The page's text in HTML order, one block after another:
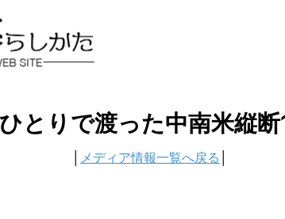
とりで渡った中南米縦
メディア情報一覧へ戻る